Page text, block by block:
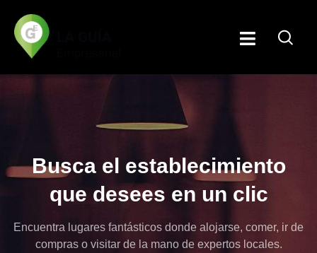
Busca el establecimiento
que desees en un clic
Encuentra lugares fantásticos donde alojarse, comer, ir de
compras o visitar de la mano de expertos locales.